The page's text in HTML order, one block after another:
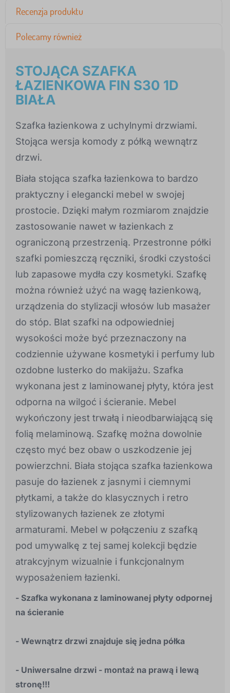
Recenzja produktu
Polecamy również
STOJĄCA SZAFKA
ŁAZIENKOWA FIN S30 1D
BIAŁA
Szafka łazienkowa z uchylnymi drzwiami.
Stojąca wersja komody z półką wewnątrz
drzwi.
Biała stojąca szafka łazienkowa to bardzo
praktyczny i elegancki mebel w swojej
prostocie. Dzięki małym rozmiarom znajdzie
zastosowanie nawet w łazienkach z
ograniczoną przestrzenią. Przestronne półki
szafki pomieszczą ręczniki, środki czystości
lub zapasowe mydła czy kosmetyki. Szafkę
można również użyć na wagę łazienkową,
urządzenia do stylizacji włosów lub masażer
do stóp. Blat szafki na odpowiedniej
wysokości może być przeznaczony na
codziennie używane kosmetyki i perfumy lub
ozdobne lusterko do makijażu. Szafka
wykonana jest z laminowanej płyty, która jest
odporna na wilgoć i ścieranie. Mebel
wykończony jest trwałą i nieodbarwiającą się
folią melaminową. Szafkę można dowolnie
często myć bez obaw o uszkodzenie jej
powierzchni. Biała stojąca szafka łazienkowa
pasuje do łazienek z jasnymi i ciemnymi
płytkami, a także do klasycznych i retro
stylizowanych łazienek ze złotymi
armaturami. Mebel w połączeniu z szafką
pod umywalkę z tej samej kolekcji będzie
atrakcyjnym wizualnie i funkcjonalnym
wyposażeniem łazienki.
- Szafka wykonana z laminowanej płyty odpornej
na ścieranie
- Wewnątrz drzwi znajduje się jedna półka
- Uniwersalne drzwi - montaż na prawą i lewą
stronę!!!